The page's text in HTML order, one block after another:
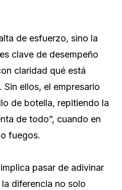
de esfuerzo, sino la
clave de desempeño
claridad qué está
ellos, el empresario
de botella, repitiendo la
de todo”, cuando en
fuegos.
pasar de adivinar
diferencia no solo